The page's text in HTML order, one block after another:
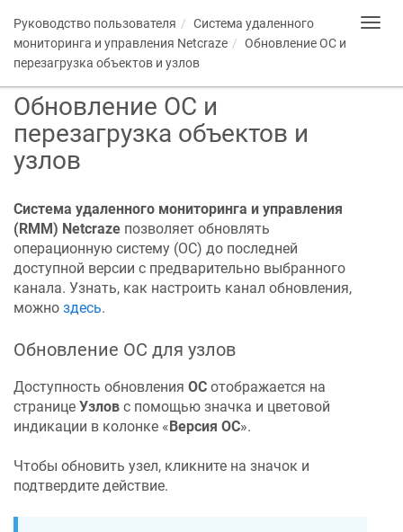
Руководство пользователя
Система удаленного
мониторинга и управления Netcraze
Обновление ОС и
перезагрузка объектов и узлов
Обновление ОС и
перезагрузка объектов и
узлов
Система удаленного мониторинга и управления
(RMM) Netcraze позволяет обновлять
операционную систему (ОС) до последней
доступной версии с предварительно выбранного
канала. Узнать, как настроить канал обновления,
можно здесь.
Обновление ОС для узлов
Доступность обновления ОС отображается на
странице Узлов с помощью значка и цветовой
индикации в колонке «‎Версия ОС»‎.
Чтобы обновить узел, кликните на значок и
подтвердите действие.